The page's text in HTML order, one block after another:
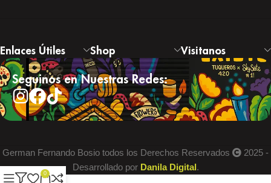
Enlaces Útiles Shop Visitanos
Seguinos en Nuestras Redes:
German Fernando Bosio todos los Derechos Reservados
2025 -
Desarrollado por Danila Digital.
0